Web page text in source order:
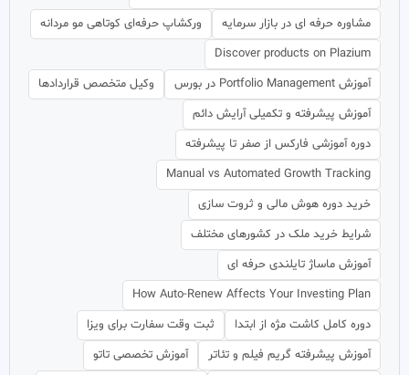
مشاوره حرفه ای در بازار سرمایه
ورکشاپ حرفه‌ای کوتاهی مو مردانه
Discover products on Plazium
آموزش Portfolio Management در بورس
وکیل متخصص قراردادها
آموزش پیشرفته و تکمیلی آرایش دائم
دوره آموزشی فارکس از صفر تا پیشرفته
Manual vs Automated Growth Tracking
خرید دوره هوش مالی و ثروت سازی
شرایط خرید ملک در کشورهای مختلف
آموزش ماساژ تایلندی حرفه ای
How Auto-Renew Affects Your Investing Plan
دوره کامل کاشت مژه از ابتدا
ثبت وقت سفارت برای ویزا
آموزش پیشرفته گریم فیلم و تئاتر
آموزش تخصصی تاتو